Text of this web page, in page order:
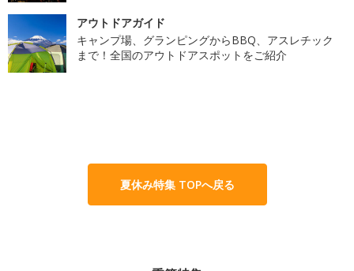
アウトドアガイド
キャンプ場、グランピングからBBQ、アスレチック
まで！全国のアウトドアスポットをご紹介
夏休み特集 TOPへ戻る